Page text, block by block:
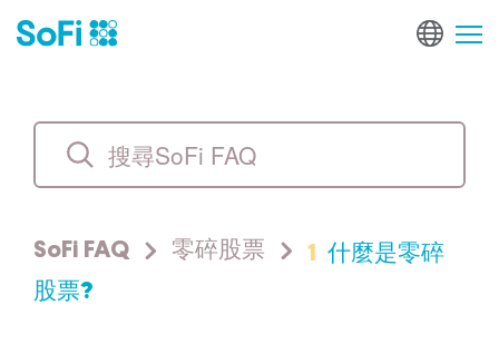
SoFi FAQ 零碎股票 1 什麼是零碎
股票?